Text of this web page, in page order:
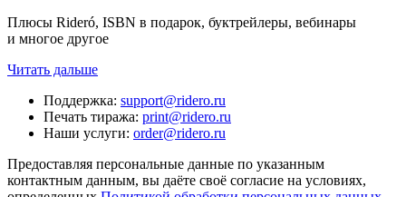
Плюсы Rideró, ISBN в подарок, буктрейлеры, вебинары
и многое другое
Читать дальше
Поддержка: support@ridero.ru
Печать тиража: print@ridero.ru
Наши услуги: order@ridero.ru
Предоставляя персональные данные по указанным
контактным данным, вы даёте своё согласие на условиях,